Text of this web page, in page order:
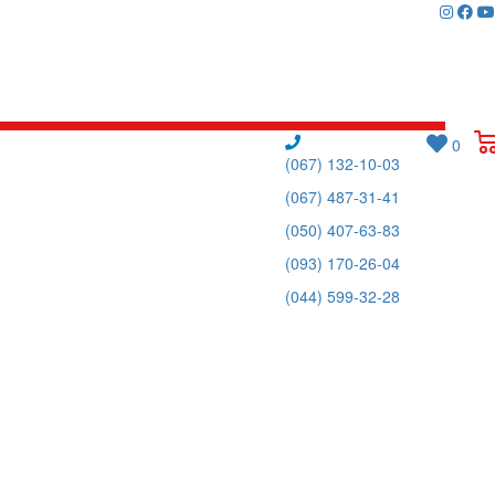
0
(067) 132-10-03
(067) 487-31-41
(050) 407-63-83
(093) 170-26-04
(044) 599-32-28